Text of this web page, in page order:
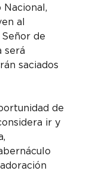
al
de
será
saciados
de
ir y